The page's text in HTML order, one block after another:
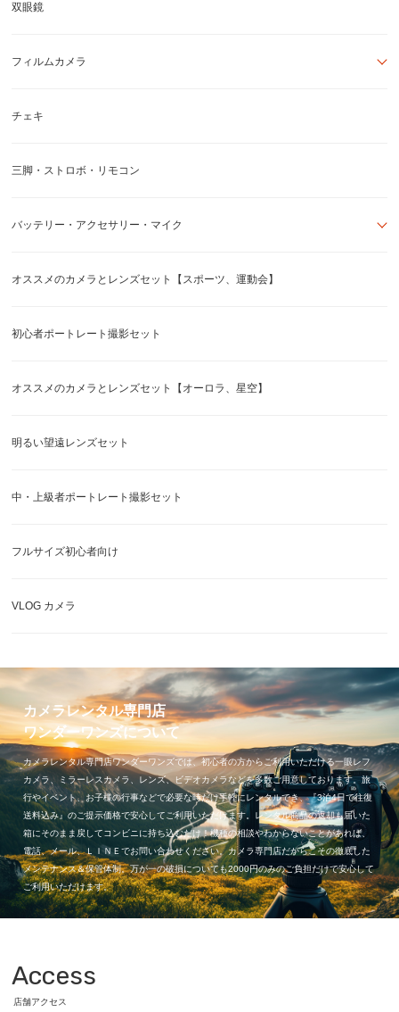
双眼鏡
フィルムカメラ
チェキ
三脚・ストロボ・リモコン
バッテリー・アクセサリー・マイク
オススメのカメラとレンズセット【スポーツ、運動会】
初心者ポートレート撮影セット
オススメのカメラとレンズセット【オーロラ、星空】
明るい望遠レンズセット
中・上級者ポートレート撮影セット
フルサイズ初心者向け
VLOG カメラ
カメラレンタル専門店
ワンダーワンズについて
カメラレンタル専門店ワンダーワンズでは、初心者の方からご利用いただける一眼レフ
カメラ、ミラーレスカメラ、レンズ、ビデオカメラなどを多数ご用意しております。旅
行やイベント、お子様の行事などで必要な時だけ手軽にレンタルでき、『3泊4日で往復
送料込み』のご提示価格で安心してご利用いただけます。レンタル商品の返却も届いた
箱にそのまま戻してコンビニに持ち込むだけ！機種の相談やわからないことがあれば、
電話、メール、ＬＩＮＥでお問い合わせください。カメラ専門店だからこその徹底した
メンテナンス＆保管体制。万が一の破損についても2000円のみのご負担だけで安心して
ご利用いただけます。
Access
店舗アクセス